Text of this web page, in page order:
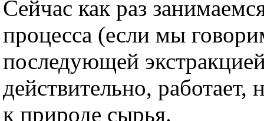
Сейчас как раз
процесса (если мы
последующей
действительно, работает,
к природе сырья.